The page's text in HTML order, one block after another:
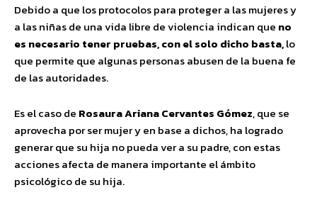
Debido a que los protocolos para proteger a las mujeres y
a las niñas de una vida libre de violencia indican que no
es necesario tener pruebas, con el solo dicho basta,lo
que permite que algunas personas abusen de la buena fe
de las autoridades.
Es el caso de Rosaura Ariana Cervantes Gómez, que se
aprovecha por ser mujer y en base a dichos, ha logrado
generar que su hija no pueda ver a su padre, con estas
acciones afecta de manera importante el ámbito
psicológico de su hija.